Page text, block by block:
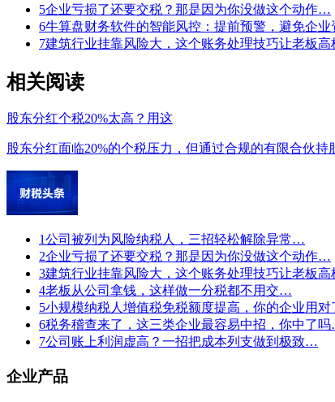
5企业亏损了还要交税？那是因为你没做这个动作…
6牛算盘财务软件的智能风控：提前预警，避免企
7建筑行业挂靠风险大，这个账务处理技巧让老板
相关阅读
股东分红个税20%太高？用这
股东分红面临20%的个税压力，但通过合规的有限合伙
1公司被列为风险纳税人，三招轻松解除异常…
2企业亏损了还要交税？那是因为你没做这个动作…
3建筑行业挂靠风险大，这个账务处理技巧让老板
4老板从公司拿钱，这样做一分税都不用交…
5小规模纳税人增值税免税额度提高，你的企业用
6税务稽查来了，这三类企业最容易中招，你中了
7公司账上利润虚高？一招把成本列支做到极致…
企业产品